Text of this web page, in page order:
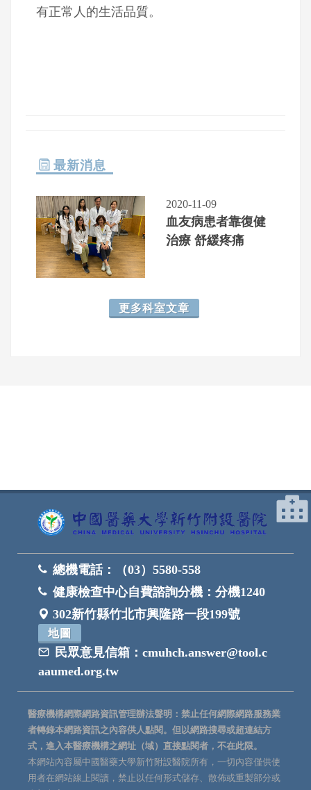
有正常人的生活品質。
最新消息
2020-11-09
血友病患者靠復健
治療 舒緩疼痛
更多科室文章
總機電話：
（03）5580-558
健康檢查中心自費諮詢分機： 分機1240
302新竹縣竹北市興隆路一段199號
地圖
民眾意見信箱： cmuhch.answer@tool.c
aaumed.org.tw
醫療機構網際網路資訊管理辦法聲明：禁止任何網際網路服務業
者轉錄本網路資訊之內容供人點閱。但以網路搜尋或超連結方
式，進入本醫療機構之網址（域）直接點閱者，不在此限。
本網站內容屬中國醫藥大學新竹附設醫院所有，一切內容僅供使
用者在網站線上閱讀，禁止以任何形式儲存、散佈或重製部分或